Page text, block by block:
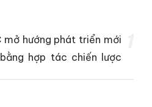
mở hướng phát triển mới
hợp tác chiến lược